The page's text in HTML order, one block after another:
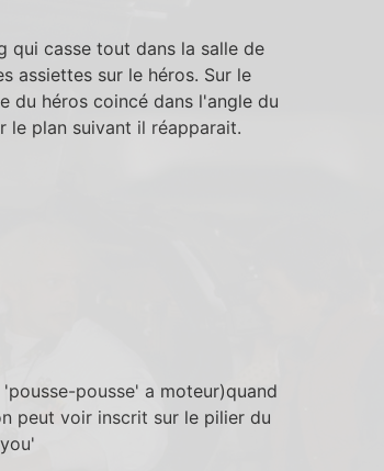
qui casse tout dans la salle de
assiettes sur le héros. Sur le
du héros coincé dans l'angle du
le plan suivant il réapparait.
pousse' a moteur)quand
peut voir inscrit sur le pilier du